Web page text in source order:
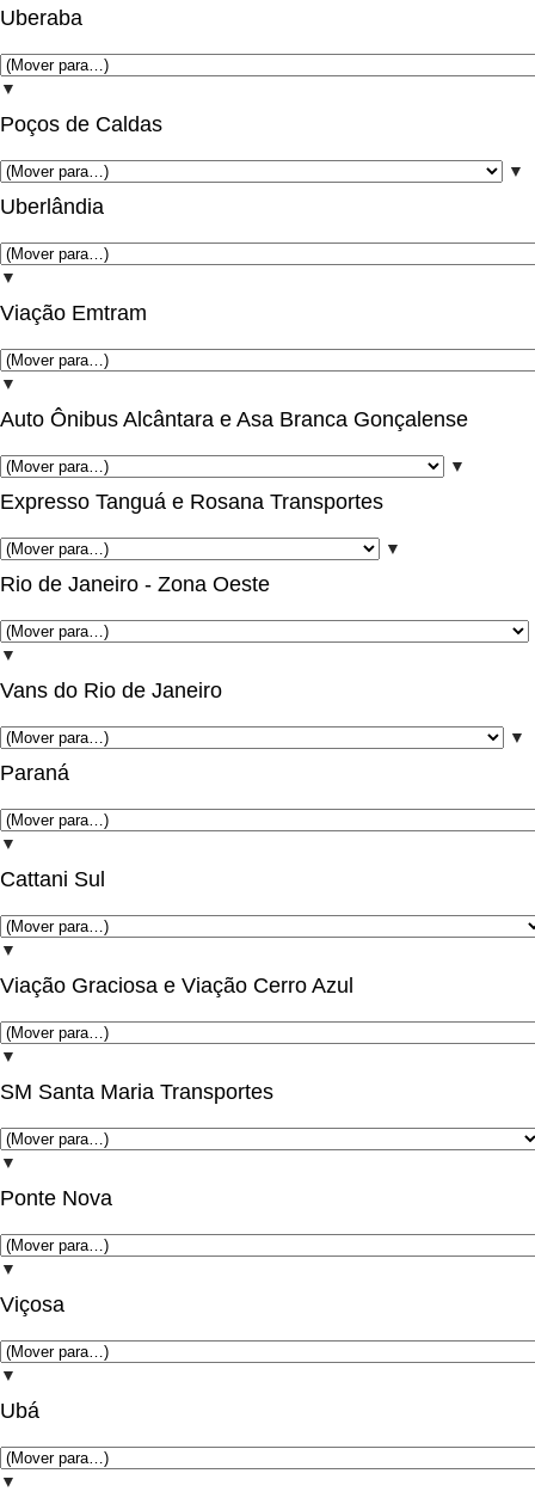
Uberaba
▼
Poços de Caldas
▼
Uberlândia
▼
Viação Emtram
▼
Auto Ônibus Alcântara e Asa Branca Gonçalense
▼
Expresso Tanguá e Rosana Transportes
▼
Rio de Janeiro - Zona Oeste
▼
Vans do Rio de Janeiro
▼
Paraná
▼
Cattani Sul
▼
Viação Graciosa e Viação Cerro Azul
▼
SM Santa Maria Transportes
▼
Ponte Nova
▼
Viçosa
▼
Ubá
▼